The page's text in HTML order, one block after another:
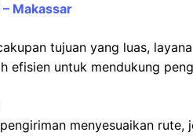
– Makassar
tujuan yang luas,
efisien untuk mendukung
menyesuaikan